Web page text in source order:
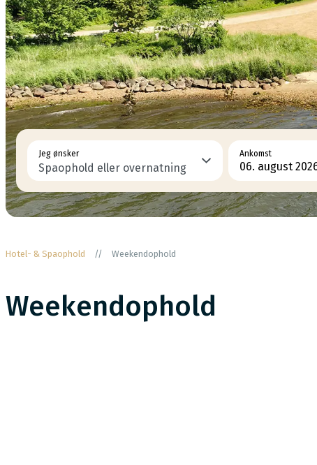
Jeg ønsker Ankomst
Hotel- & Spaophold // Weekendophold
Weekendophold